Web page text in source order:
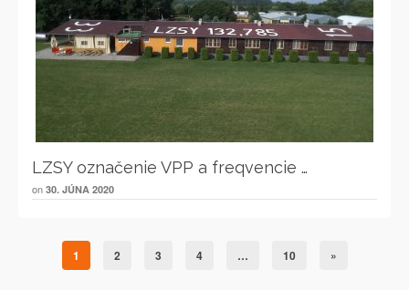
LZSY označenie VPP a freqvencie …
on 30. JÚNA 2020
1 2 3 4 … 10 »